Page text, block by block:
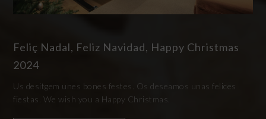
Feliç Nadal, Feliz Navidad, Happy Christmas
2024
Us desitgem unes bones festes. Os deseamos unas felices
fiestas. We wish you a Happy Christmas.